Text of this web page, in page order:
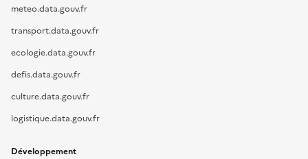
meteo.data.gouv.fr
transport.data.gouv.fr
ecologie.data.gouv.fr
defis.data.gouv.fr
culture.data.gouv.fr
logistique.data.gouv.fr
Développement